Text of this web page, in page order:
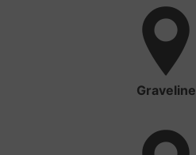
Graveline